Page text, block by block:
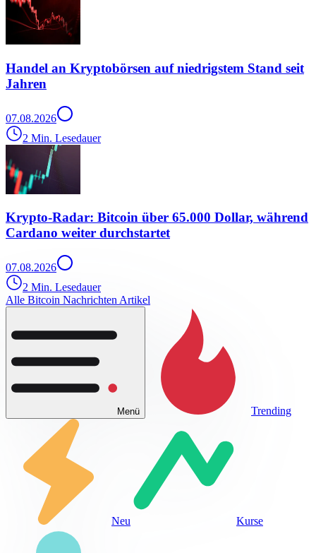
Handel an Kryptobörsen auf niedrigstem Stand seit
Jahren
07.08.2026
2 Min. Lesedauer
Krypto-Radar: Bitcoin über 65.000 Dollar, während
Cardano weiter durchstartet
07.08.2026
2 Min. Lesedauer
Alle Bitcoin Nachrichten Artikel
Menü Trending
Neu Kurse